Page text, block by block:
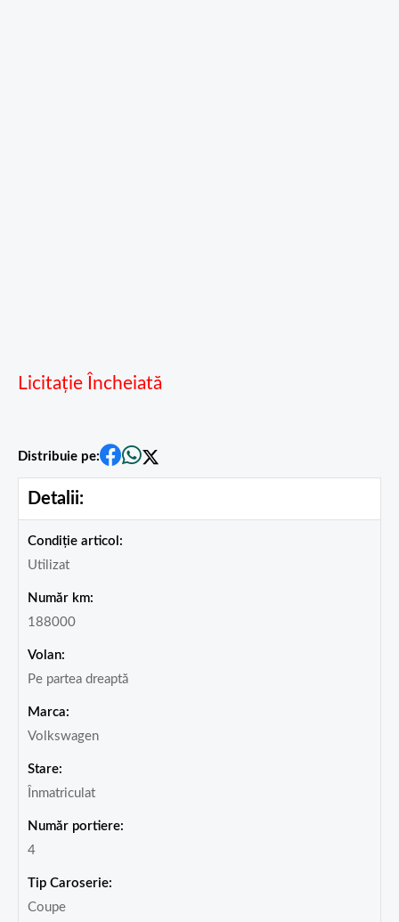
Licitație Încheiată
Distribuie pe:
Detalii:
Condiție articol:
Utilizat
Număr km:
188000
Volan:
Pe partea dreaptă
Marca:
Volkswagen
Stare:
Înmatriculat
Număr portiere:
4
Tip Caroserie:
Coupe